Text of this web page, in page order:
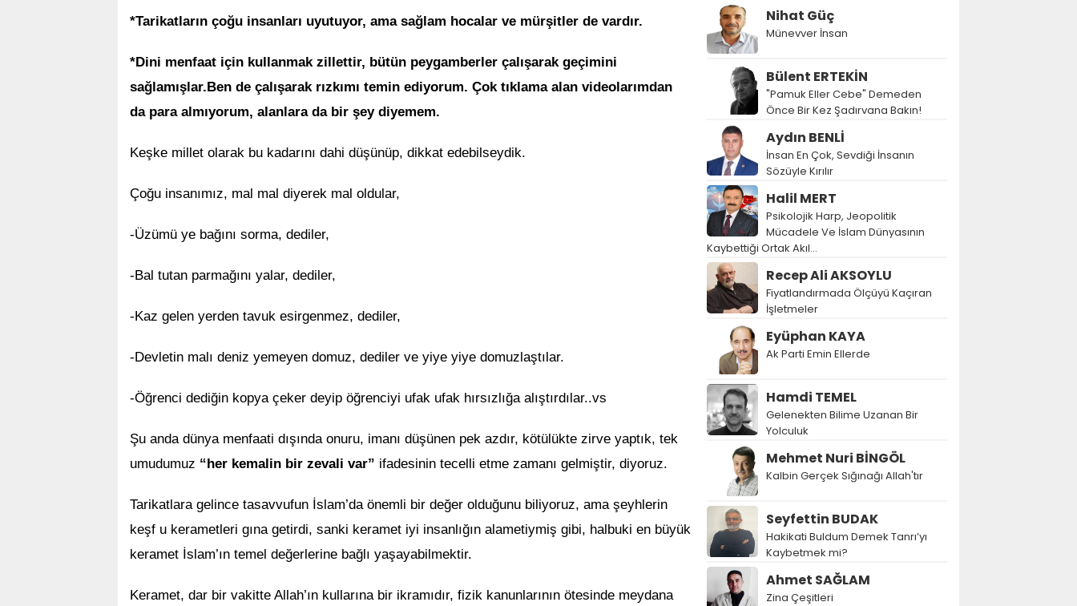
*Tarikatların çoğu insanları uyutuyor, ama sağlam hocalar ve mürşitler de vardır.
*Dini menfaat için kullanmak zillettir, bütün peygamberler çalışarak geçimini
sağlamışlar.Ben de çalışarak rızkımı temin ediyorum. Çok tıklama alan videolarımdan
da para almıyorum, alanlara da bir şey diyemem.
Keşke millet olarak bu kadarını dahi düşünüp, dikkat edebilseydik.
Çoğu insanımız, mal mal diyerek mal oldular,
-Üzümü ye bağını sorma, dediler,
-Bal tutan parmağını yalar, dediler,
-Kaz gelen yerden tavuk esirgenmez, dediler,
-Devletin malı deniz yemeyen domuz, dediler ve yiye yiye domuzlaştılar.
-Öğrenci dediğin kopya çeker deyip öğrenciyi ufak ufak hırsızlığa alıştırdılar..vs
Şu anda dünya menfaati dışında onuru, imanı düşünen pek azdır, kötülükte zirve yaptık, tek
umudumuz “her kemalin bir zevali var” ifadesinin tecelli etme zamanı gelmiştir, diyoruz.
Tarikatlara gelince tasavvufun İslam’da önemli bir değer olduğunu biliyoruz, ama şeyhlerin
keşf u kerametleri gına getirdi, sanki keramet iyi insanlığın alametiymiş gibi, halbuki en büyük
keramet İslam’ın temel değerlerine bağlı yaşayabilmektir.
Keramet, dar bir vakitte Allah’ın kullarına bir ikramıdır, fizik kanunlarının ötesinde meydana
Nihat Güç
Münevver İnsan
Bülent ERTEKİN
"Pamuk Eller Cebe" Demeden
Önce Bir Kez Şadırvana Bakın!
Aydın BENLİ
İnsan En Çok, Sevdiği İnsanın
Sözüyle Kırılır
Halil MERT
Psikolojik Harp, Jeopolitik
Mücadele Ve İslam Dünyasının
Kaybettiği Ortak Akıl…
Recep Ali AKSOYLU
Fiyatlandırmada Ölçüyü Kaçıran
İşletmeler
Eyüphan KAYA
Ak Parti Emin Ellerde
Hamdi TEMEL
Gelenekten Bilime Uzanan Bir
Yolculuk
Mehmet Nuri BİNGÖL
Kalbin Gerçek Sığınağı Allah'tır
Seyfettin BUDAK
Hakikati Buldum Demek Tanrı’yı
Kaybetmek mi?
Ahmet SAĞLAM
Zina Çeşitleri